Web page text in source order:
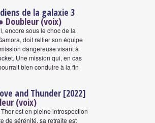
de la galaxie 3
Doubleur (voix)
encore sous le choc de la
doit rallier son équipe
dangereuse visant à
Une mission qui, en cas
bien conduire à la fin
and Thunder [2022]
(voix)
est en pleine introspection
de sérénité, sa retraite est